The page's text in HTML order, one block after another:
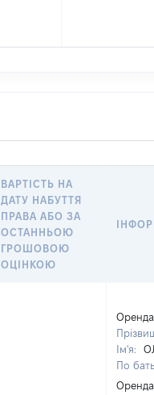
ВАРТІСТЬ НА
ДАТУ НАБУТТЯ
ПРАВА АБО ЗА
ОСТАННЬОЮ
ГРОШОВОЮ
ОЦІНКОЮ
Оренда
Ім'я:
По
Оренда